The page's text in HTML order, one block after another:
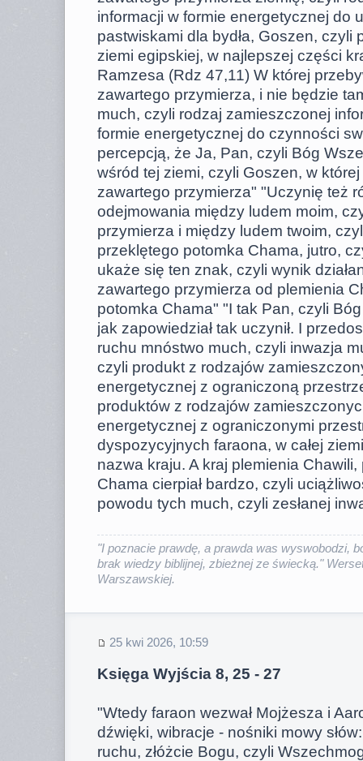
informacji w formie energetycznej do
pastwiskami dla bydła, Goszen, czyli
ziemi egipskiej, w najlepszej części
Ramzesa (Rdz 47,11) W której
zawartego przymierza, i nie będzie
much, czyli rodzaj zamieszczonej
formie energetycznej do czynności
percepcją, że Ja, Pan, czyli Bóg
wśród tej ziemi, czyli Goszen, w
zawartego przymierza" "Uczynię też
odejmowania między ludem moim,
przymierza i między ludem twoim,
przeklętego potomka Chama, jutro,
ukaże się ten znak, czyli wynik
zawartego przymierza od plemienia
potomka Chama" "I tak Pan, czyli
jak zapowiedział tak uczynił. I
ruchu mnóstwo much, czyli inwazja
czyli produkt z rodzajów
energetycznej z ograniczoną
produktów z rodzajów
energetycznej z ograniczonymi
dyspozycyjnych faraona, w całej
nazwa kraju. A kraj plemienia
Chama cierpiał bardzo, czyli
powodu tych much, czyli zesłanej
"I poznacie prawdę, a prawda was wyswobodzi,
brak wiedzy biblijnej, zbieżnej ze świecką."
Warszawskiej.
25 kwi 2026, 10:59
Księga Wyjścia 8, 25 - 27
"Wtedy faraon wezwał Mojżesza i
dźwięki, wibracje - nośniki mowy
ruchu, złóżcie Bogu, czyli